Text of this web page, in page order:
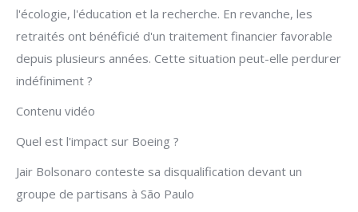
l'écologie, l'éducation et la recherche. En revanche, les
retraités ont bénéficié d'un traitement financier favorable
depuis plusieurs années. Cette situation peut-elle perdurer
indéfiniment ?
Contenu vidéo
Quel est l'impact sur Boeing ?
Jair Bolsonaro conteste sa disqualification devant un
groupe de partisans à São Paulo